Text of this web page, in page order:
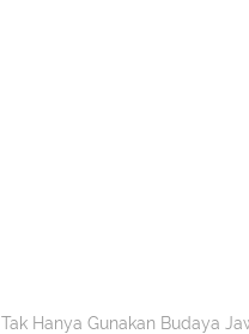
Tak Hanya Gunakan Budaya